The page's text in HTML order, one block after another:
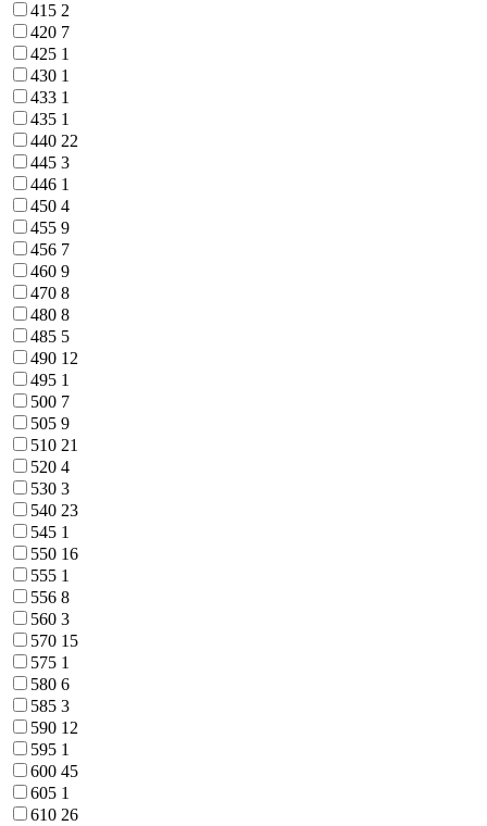
415 2
420 7
425 1
430 1
433 1
435 1
440 22
445 3
446 1
450 4
455 9
456 7
460 9
470 8
480 8
485 5
490 12
495 1
500 7
505 9
510 21
520 4
530 3
540 23
545 1
550 16
555 1
556 8
560 3
570 15
575 1
580 6
585 3
590 12
595 1
600 45
605 1
610 26